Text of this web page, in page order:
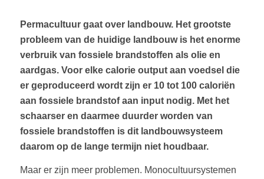
Permacultuur gaat over landbouw. Het grootste
probleem van de huidige landbouw is het enorme
verbruik van fossiele brandstoffen als olie en
aardgas. Voor elke calorie output aan voedsel die
er geproduceerd wordt zijn er 10 tot 100 caloriën
aan fossiele brandstof aan input nodig. Met het
schaarser en daarmee duurder worden van
fossiele brandstoffen is dit landbouwsysteem
daarom op de lange termijn niet houdbaar.
Maar er zijn meer problemen. Monocultuursystemen